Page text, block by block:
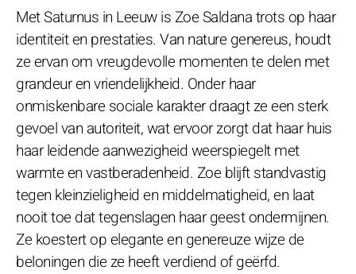
Met Saturnus in Leeuw is Zoe Saldana trots op haar
identiteit en prestaties. Van nature genereus, houdt
ze ervan om vreugdevolle momenten te delen met
grandeur en vriendelijkheid. Onder haar
onmiskenbare sociale karakter draagt ze een sterk
gevoel van autoriteit, wat ervoor zorgt dat haar huis
haar leidende aanwezigheid weerspiegelt met
warmte en vastberadenheid. Zoe blijft standvastig
tegen kleinzieligheid en middelmatigheid, en laat
nooit toe dat tegenslagen haar geest ondermijnen.
Ze koestert op elegante en genereuze wijze de
beloningen die ze heeft verdiend of geërfd.